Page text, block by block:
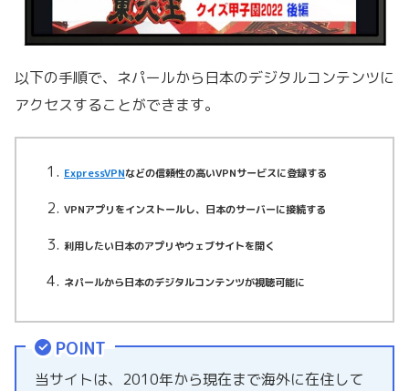
以下の手順で、ネパールから日本のデジタルコンテンツに
アクセスすることができます。
ExpressVPNなどの信頼性の高いVPNサービスに登録する
VPNアプリをインストールし、日本のサーバーに接続する
利用したい日本のアプリやウェブサイトを開く
ネパールから日本のデジタルコンテンツが視聴可能に
POINT
当サイトは、2010年から現在まで海外に在住して